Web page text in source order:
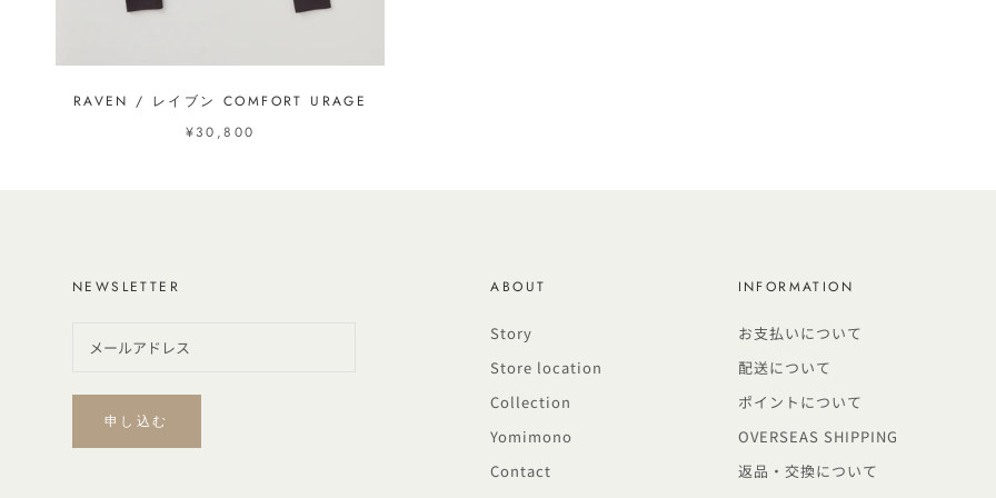
RAVEN / レイブン COMFORT URAGE
¥30,800
NEWSLETTER
申し込む
ABOUT
Story
Store location
Collection
Yomimono
Contact
INFORMATION
お支払いについて
配送について
ポイントについて
OVERSEAS SHIPPING
返品・交換について